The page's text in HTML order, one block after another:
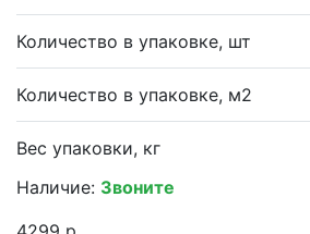
Количество в упаковке, шт
Количество в упаковке, м2
Вес упаковки, кг
Наличие: Звоните